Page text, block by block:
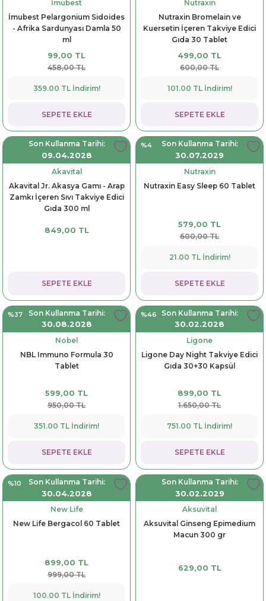
K vitamini
Sporcu Takviyeleri
Pekmez-Bal-Macun
Propolis-Arı ve Ürünleri
Sirke
Bebek Malzemeleri
İmubest
İmubest Pelargonium Sidoides
- Afrika Sardunyası Damla 50
ml
99,00 TL
458,00 TL
359.00 TL İndirim!
SEPETE EKLE
Nutraxin
Nutraxin Bromelain ve
Kuersetin İçeren Takviye Edici
Gıda 30 Tablet
499,00 TL
600,00 TL
101.00 TL İndirim!
SEPETE EKLE
Son Kullanma Tarihi:
09.04.2028
Akavital
Akavital Jr. Akasya Gamı - Arap
Zamkı İçeren Sıvı Takviye Edici
Gıda 300 ml
849,00 TL
SEPETE EKLE
%4
Son Kullanma Tarihi:
30.07.2029
Nutraxin
Nutraxin Easy Sleep 60 Tablet
579,00 TL
600,00 TL
21.00 TL İndirim!
SEPETE EKLE
%37
Son Kullanma Tarihi:
30.08.2028
Nobel
NBL Immuno Formula 30
Tablet
599,00 TL
950,00 TL
351.00 TL İndirim!
SEPETE EKLE
%46
Son Kullanma Tarihi:
30.02.2028
Ligone
Ligone Day Night Takviye Edici
Gıda 30+30 Kapsül
899,00 TL
1.650,00 TL
751.00 TL İndirim!
SEPETE EKLE
%10
Son Kullanma Tarihi:
30.04.2028
New Life
New Life Bergacol 60 Tablet
899,00 TL
999,00 TL
100.00 TL İndirim!
Son Kullanma Tarihi:
30.02.2029
Aksuvital
Aksuvital Ginseng Epimedium
Macun 300 gr
629,00 TL